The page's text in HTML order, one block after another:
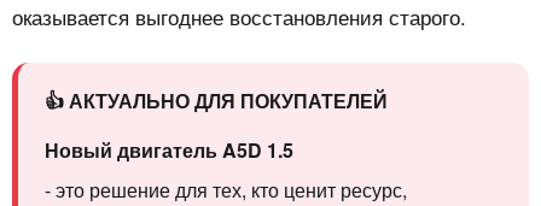
оказывается выгоднее восстановления старого.
👍 АКТУАЛЬНО ДЛЯ ПОКУПАТЕЛЕЙ
Новый двигатель A5D 1.5
- это решение для тех, кто ценит ресурс,